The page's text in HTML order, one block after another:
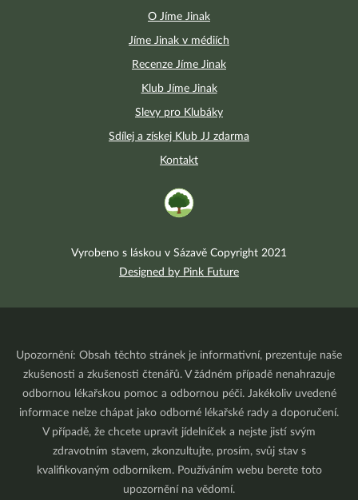
O Jíme Jinak
Jíme Jinak v médiích
Recenze Jíme Jinak
Klub Jíme Jinak
Slevy pro Klubáky
Sdílej a získej Klub JJ zdarma
Kontakt
Vyrobeno s láskou v Sázavě Copyright 2021
Designed by Pink Future
Upozornění: Obsah těchto stránek je informativní, prezentuje naše
zkušenosti a zkušenosti čtenářů. V žádném případě nenahrazuje
odbornou lékařskou pomoc a odbornou péči. Jakékoliv uvedené
informace nelze chápat jako odborné lékařské rady a doporučení.
V případě, že chcete upravit jídelníček a nejste jistí svým
zdravotním stavem, zkonzultujte, prosím, svůj stav s
kvalifikovaným odborníkem. Používáním webu berete toto
upozornění na vědomí.